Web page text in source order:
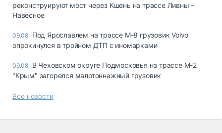
реконструируют мост через Кшень на трассе Ливны –
Навесное
09.08 Под Ярославлем на трассе М-8 грузовик Volvo
опрокинулся в тройном ДТП с иномарками
09.08 В Чеховском округе Подмосковья на трассе М-2
"Крым" загорелся малотоннажный грузовик
Все новости